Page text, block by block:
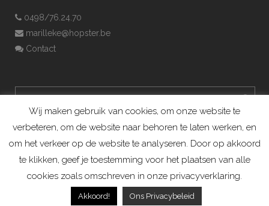
0498/76.24.70
marilleke@hopster.be
Contact
Konijnenadviesbureau Hopster ©2019
Wij maken gebruik van cookies, om onze website te
verbeteren, om de website naar behoren te laten werken, en
om het verkeer op de website te analyseren. Door op akkoord
te klikken, geef je toestemming voor het plaatsen van alle
cookies zoals omschreven in onze privacyverklaring.
Akkoord! Ons Privacybeleid